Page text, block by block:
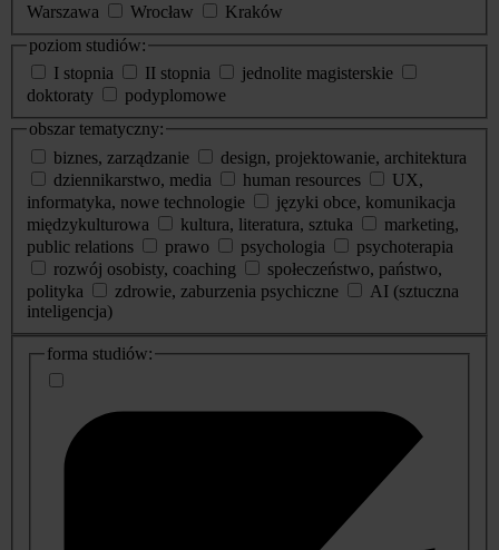
Warszawa
Wrocław
Kraków
poziom studiów:
I stopnia
II stopnia
jednolite magisterskie
doktoraty
podyplomowe
obszar tematyczny:
biznes, zarządzanie
design, projektowanie, architektura
dziennikarstwo, media
human resources
UX,
informatyka, nowe technologie
języki obce, komunikacja
międzykulturowa
kultura, literatura, sztuka
marketing,
public relations
prawo psychologia
psychoterapia
rozwój osobisty, coaching
społeczeństwo, państwo,
polityka
zdrowie, zaburzenia psychiczne
AI (sztuczna
inteligencja)
dodatkowe
informacje
forma studiów: